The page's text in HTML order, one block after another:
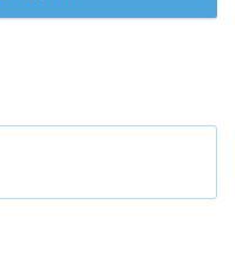
при цифровом